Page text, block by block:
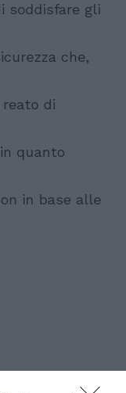
soddisfare gli
che,
reato di
in quanto
in base alle